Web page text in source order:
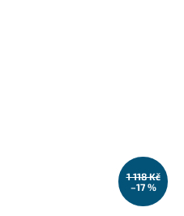
1 118 Kč
–17 %